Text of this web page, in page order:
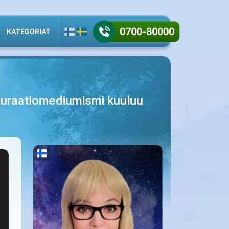
KATEGORIAT 0700-80000
kuuluu